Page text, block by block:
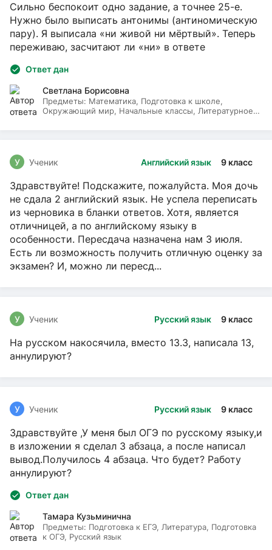
Сильно беспокоит одно задание, а точнее 25-е.
Нужно было выписать антонимы (антиномическую
пару). Я выписала «ни живой ни мёртвый». Теперь
переживаю, засчитают ли «ни» в ответе
Ответ дан
Светлана Борисовна
Предметы: Математика, Подготовка к школе,
Окружающий мир, Начальные классы, Литературное
Английский язык 9 класс
У Ученик
Здравствуйте! Подскажите, пожалуйста. Моя дочь
не сдала 2 английский язык. Не успела переписать
из черновика в бланки ответов. Хотя, является
отличницей, а по английскому языку в
особенности. Пересдача назначена нам 3 июля.
Есть ли возможность получить отличную оценку за
экзамен? И, можно ли пересд...
Русский язык 9 класс
У Ученик
На русском накосячила, вместо 13.3, написала 13,
аннулируют?
Русский язык 9 класс
У Ученик
Здравствуйте ,У меня был ОГЭ по русскому языку,и
в изложении я сделал 3 абзаца, а после написал
вывод.Получилось 4 абзаца. Что будет? Работу
аннулируют?
Ответ дан
Тамара Кузьминична
Предметы: Подготовка к ЕГЭ, Литература, Подготовка
к ОГЭ, Русский язык